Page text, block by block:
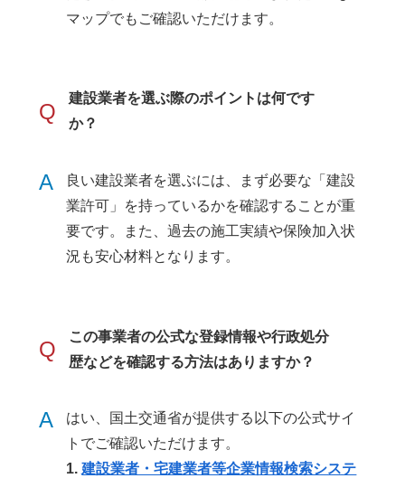
マップでもご確認いただけます。
Q
建設業者を選ぶ際のポイントは何です
か？
A
良い建設業者を選ぶには、まず必要な「建設
業許可」を持っているかを確認することが重
要です。また、過去の施工実績や保険加入状
況も安心材料となります。
Q
この事業者の公式な登録情報や行政処分
歴などを確認する方法はありますか？
A
はい、国土交通省が提供する以下の公式サイ
トでご確認いただけます。
1.建設業者・宅建業者等企業情報検索システ